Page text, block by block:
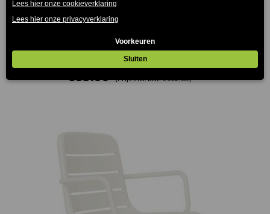
Lisboa Resol terrasstoel olijfgroen
€85.00 (Prijs incl. btw: €102,85)